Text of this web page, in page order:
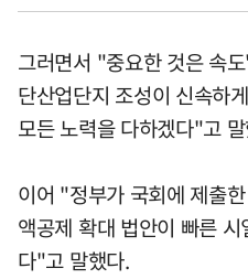
그러면서 "중요한 것은 속
단산업단지 조성이 신속하
모든 노력을 다하겠다"고
이어 "정부가 국회에 제출
액공제 확대 법안이 빠른
다"고 말했다.